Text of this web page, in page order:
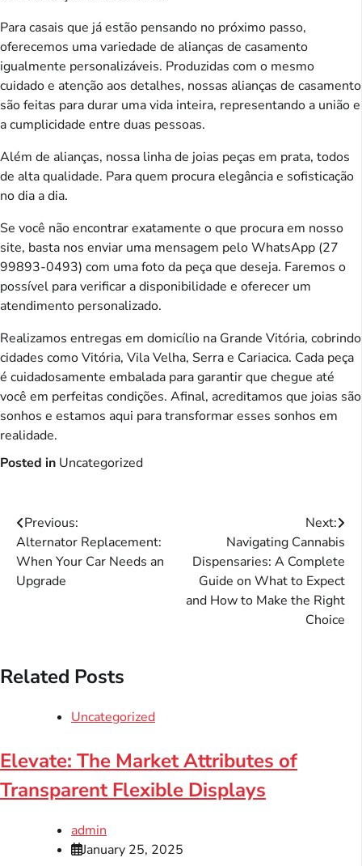
Para casais que já estão pensando no próximo passo,
oferecemos uma variedade de alianças de casamento
igualmente personalizáveis. Produzidas com o mesmo
cuidado e atenção aos detalhes, nossas alianças de casamento
são feitas para durar uma vida inteira, representando a união e
a cumplicidade entre duas pessoas.
Além de alianças, nossa linha de joias peças em prata, todos
de alta qualidade. Para quem procura elegância e sofisticação
no dia a dia.
Se você não encontrar exatamente o que procura em nosso
site, basta nos enviar uma mensagem pelo WhatsApp (27
99893-0493) com uma foto da peça que deseja. Faremos o
possível para verificar a disponibilidade e oferecer um
atendimento personalizado.
Realizamos entregas em domicílio na Grande Vitória, cobrindo
cidades como Vitória, Vila Velha, Serra e Cariacica. Cada peça
é cuidadosamente embalada para garantir que chegue até
você em perfeitas condições. Afinal, acreditamos que joias são
sonhos e estamos aqui para transformar esses sonhos em
realidade.
Posted in Uncategorized
Post
navigation
Previous:
Alternator Replacement:
When Your Car Needs an
Upgrade
Next:
Navigating Cannabis
Dispensaries: A Complete
Guide on What to Expect
and How to Make the Right
Choice
Related Posts
Uncategorized
Elevate: The Market Attributes of
Transparent Flexible Displays
admin
January 25, 2025